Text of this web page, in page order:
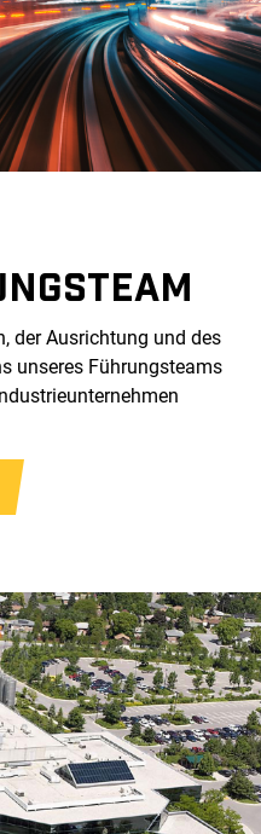
der Ausrichtung und des
unseres Führungsteams